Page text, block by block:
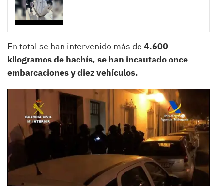
En total se han intervenido más de 4.600
kilogramos de hachís, se han incautado once
embarcaciones y diez vehículos.